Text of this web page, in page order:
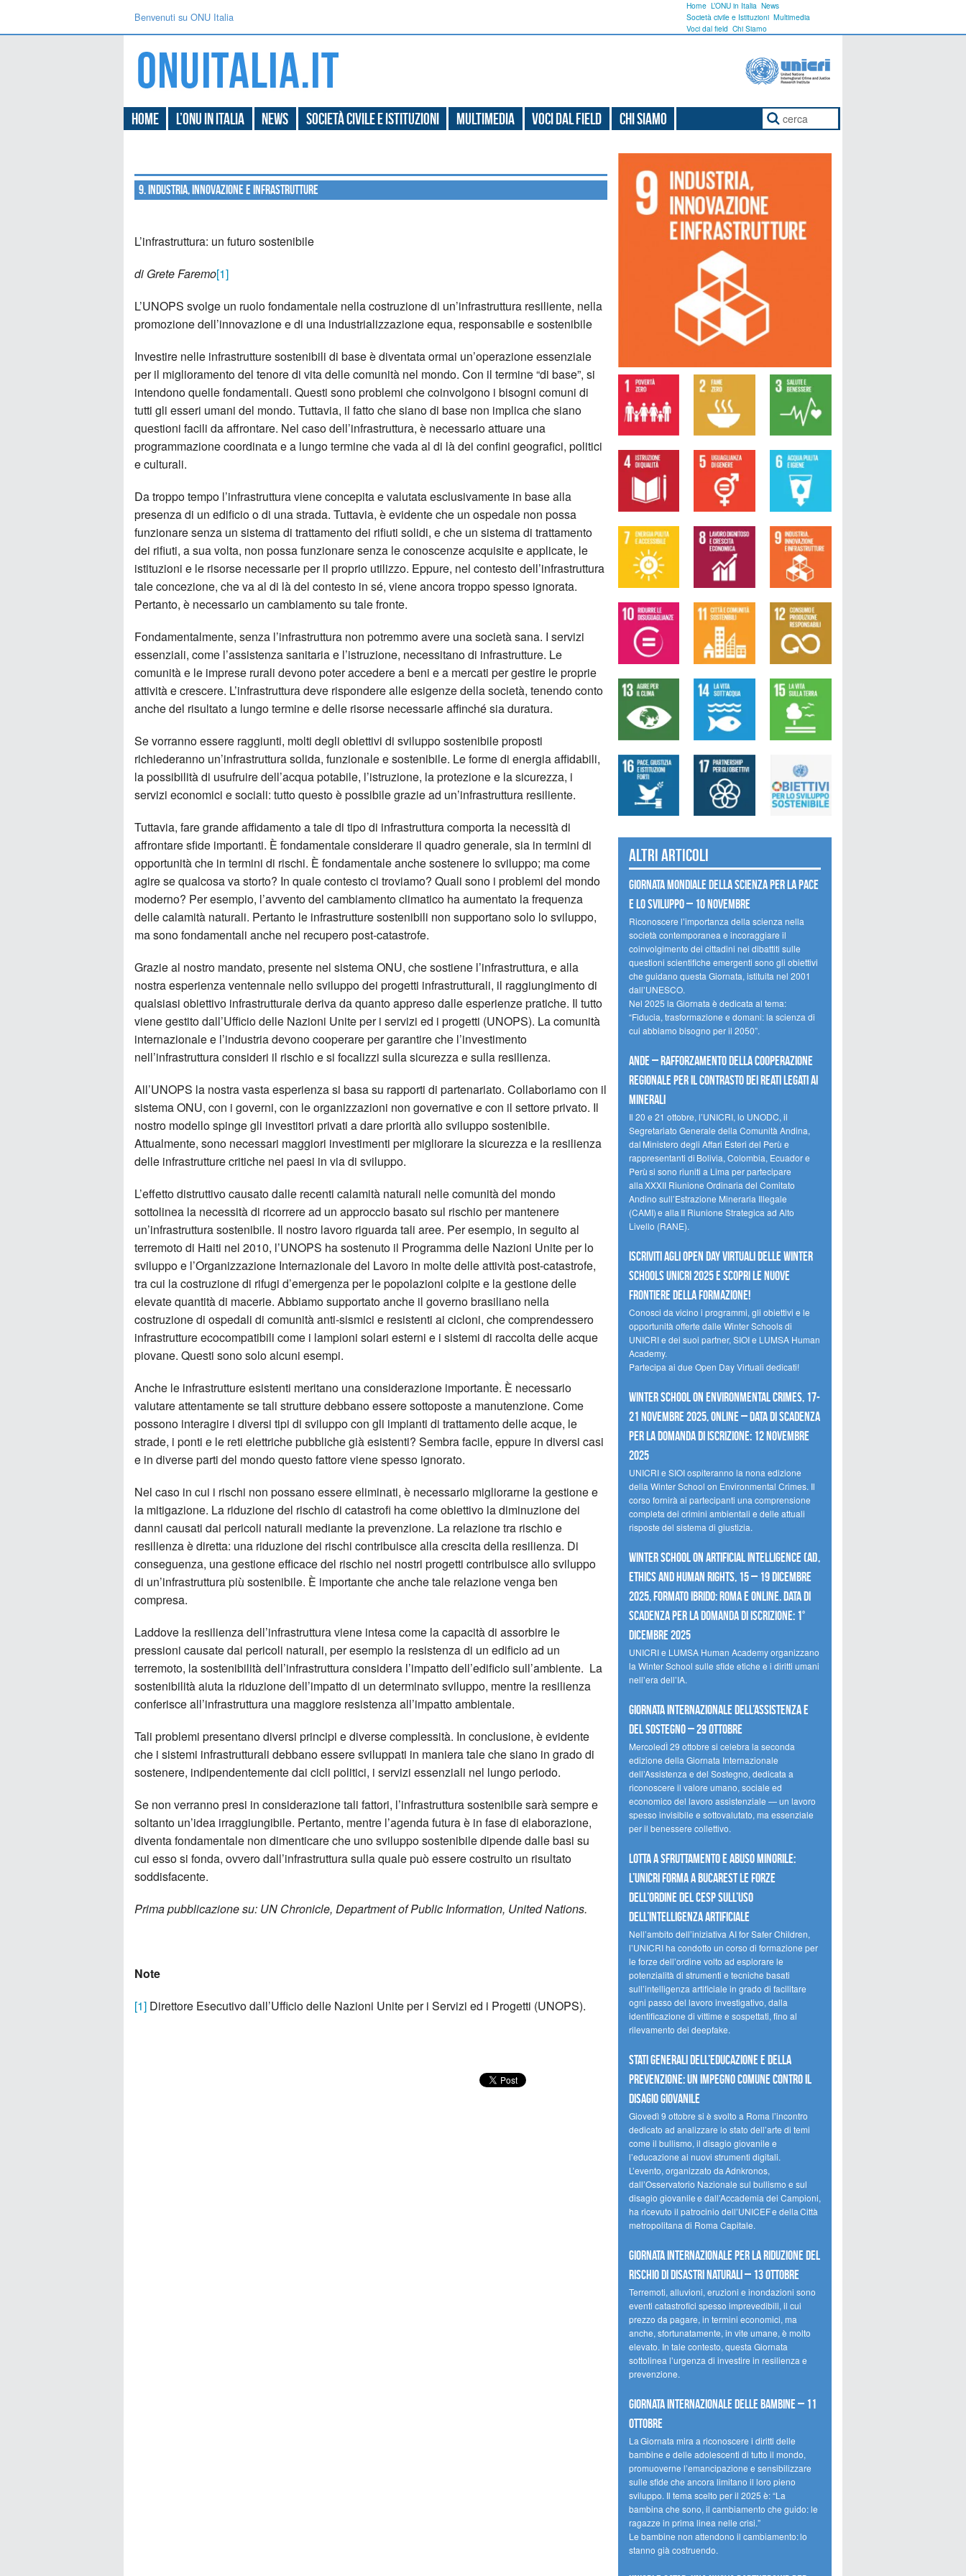
Benvenuti su ONU Italia
Home L’ONU in Italia News
Società civile e Istituzioni Multimedia
Voci dal field Chi Siamo
Home L’ONU in Italia News Società civile e Istituzioni Multimedia Voci dal field Chi Siamo
9. Industria, Innovazione e Infrastrutture
L’infrastruttura: un futuro sostenibile
di Grete Faremo[1]
L’UNOPS svolge un ruolo fondamentale nella costruzione di un’infrastruttura resiliente, nella
promozione dell’innovazione e di una industrializzazione equa, responsabile e sostenibile
Investire nelle infrastrutture sostenibili di base è diventata ormai un’operazione essenziale
per il miglioramento del tenore di vita delle comunità nel mondo. Con il termine “di base”, si
intendono quelle fondamentali. Questi sono problemi che coinvolgono i bisogni comuni di
tutti gli esseri umani del mondo. Tuttavia, il fatto che siano di base non implica che siano
questioni facili da affrontare. Nel caso dell’infrastruttura, è necessario attuare una
programmazione coordinata e a lungo termine che vada al di là dei confini geografici, politici
e culturali.
Da troppo tempo l’infrastruttura viene concepita e valutata esclusivamente in base alla
presenza di un edificio o di una strada. Tuttavia, è evidente che un ospedale non possa
funzionare senza un sistema di trattamento dei rifiuti solidi, e che un sistema di trattamento
dei rifiuti, a sua volta, non possa funzionare senza le conoscenze acquisite e applicate, le
istituzioni e le risorse necessarie per il proprio utilizzo. Eppure, nel contesto dell’infrastruttura
tale concezione, che va al di là del contesto in sé, viene ancora troppo spesso ignorata.
Pertanto, è necessario un cambiamento su tale fronte.
Fondamentalmente, senza l’infrastruttura non potremmo avere una società sana. I servizi
essenziali, come l’assistenza sanitaria e l’istruzione, necessitano di infrastrutture. Le
comunità e le imprese rurali devono poter accedere a beni e a mercati per gestire le proprie
attività e crescere. L’infrastruttura deve rispondere alle esigenze della società, tenendo conto
anche del risultato a lungo termine e delle risorse necessarie affinché sia duratura.
Se vorranno essere raggiunti, molti degli obiettivi di sviluppo sostenibile proposti
richiederanno un’infrastruttura solida, funzionale e sostenibile. Le forme di energia affidabili,
la possibilità di usufruire dell’acqua potabile, l’istruzione, la protezione e la sicurezza, i
servizi economici e sociali: tutto questo è possibile grazie ad un’infrastruttura resiliente.
Tuttavia, fare grande affidamento a tale di tipo di infrastruttura comporta la necessità di
affrontare sfide importanti. È fondamentale considerare il quadro generale, sia in termini di
opportunità che in termini di rischi. È fondamentale anche sostenere lo sviluppo; ma come
agire se qualcosa va storto? In quale contesto ci troviamo? Quali sono i problemi del mondo
moderno? Per esempio, l’avvento del cambiamento climatico ha aumentato la frequenza
delle calamità naturali. Pertanto le infrastrutture sostenibili non supportano solo lo sviluppo,
ma sono fondamentali anche nel recupero post-catastrofe.
Grazie al nostro mandato, presente nel sistema ONU, che sostiene l’infrastruttura, e alla
nostra esperienza ventennale nello sviluppo dei progetti infrastrutturali, il raggiungimento di
qualsiasi obiettivo infrastrutturale deriva da quanto appreso dalle esperienze pratiche. Il tutto
viene gestito dall’Ufficio delle Nazioni Unite per i servizi ed i progetti (UNOPS). La comunità
internazionale e l’industria devono cooperare per garantire che l’investimento
nell’infrastruttura consideri il rischio e si focalizzi sulla sicurezza e sulla resilienza.
All’UNOPS la nostra vasta esperienza si basa su rapporti di partenariato. Collaboriamo con il
sistema ONU, con i governi, con le organizzazioni non governative e con il settore privato. Il
nostro modello spinge gli investitori privati a dare priorità allo sviluppo sostenibile.
Attualmente, sono necessari maggiori investimenti per migliorare la sicurezza e la resilienza
delle infrastrutture critiche nei paesi in via di sviluppo.
L’effetto distruttivo causato dalle recenti calamità naturali nelle comunità del mondo
sottolinea la necessità di ricorrere ad un approccio basato sul rischio per mantenere
un’infrastruttura sostenibile. Il nostro lavoro riguarda tali aree. Per esempio, in seguito al
terremoto di Haiti nel 2010, l’UNOPS ha sostenuto il Programma delle Nazioni Unite per lo
sviluppo e l’Organizzazione Internazionale del Lavoro in molte delle attività post-catastrofe,
tra cui la costruzione di rifugi d’emergenza per le popolazioni colpite e la gestione delle
elevate quantità di macerie. Abbiamo supportato anche il governo brasiliano nella
costruzione di ospedali di comunità anti-sismici e resistenti ai cicloni, che comprendessero
infrastrutture ecocompatibili come i lampioni solari esterni e i sistemi di raccolta delle acque
piovane. Questi sono solo alcuni esempi.
Anche le infrastrutture esistenti meritano una considerazione importante. È necessario
valutare attentamente se tali strutture debbano essere sottoposte a manutenzione. Come
possono interagire i diversi tipi di sviluppo con gli impianti di trattamento delle acque, le
strade, i ponti e le reti elettriche pubbliche già esistenti? Sembra facile, eppure in diversi casi
e in diverse parti del mondo questo fattore viene spesso ignorato.
Nel caso in cui i rischi non possano essere eliminati, è necessario migliorarne la gestione e
la mitigazione. La riduzione del rischio di catastrofi ha come obiettivo la diminuzione dei
danni causati dai pericoli naturali mediante la prevenzione. La relazione tra rischio e
resilienza è diretta: una riduzione dei rischi contribuisce alla crescita della resilienza. Di
conseguenza, una gestione efficace del rischio nei nostri progetti contribuisce allo sviluppo
di un’infrastruttura più sostenibile. È importante che anche tale relazione venga ben
compresa.
Laddove la resilienza dell’infrastruttura viene intesa come la capacità di assorbire le
pressioni causate dai pericoli naturali, per esempio la resistenza di un edificio ad un
terremoto, la sostenibilità dell’infrastruttura considera l’impatto dell’edificio sull’ambiente. La
sostenibilità aiuta la riduzione dell’impatto di un determinato sviluppo, mentre la resilienza
conferisce all’infrastruttura una maggiore resistenza all’impatto ambientale.
Tali problemi presentano diversi principi e diverse complessità. In conclusione, è evidente
che i sistemi infrastrutturali debbano essere sviluppati in maniera tale che siano in grado di
sostenere, indipendentemente dai cicli politici, i servizi essenziali nel lungo periodo.
Se non verranno presi in considerazione tali fattori, l’infrastruttura sostenibile sarà sempre e
soltanto un’idea irraggiungibile. Pertanto, mentre l’agenda futura è in fase di elaborazione,
diventa fondamentale non dimenticare che uno sviluppo sostenibile dipende dalle basi su
cui esso si fonda, ovvero dall’infrastruttura sulla quale può essere costruito un risultato
soddisfacente.
Prima pubblicazione su: UN Chronicle, Department of Public Information, United Nations.
Note
[1] Direttore Esecutivo dall’Ufficio delle Nazioni Unite per i Servizi ed i Progetti (UNOPS).
Altri articoli
Giornata mondiale della scienza per la pace
e lo sviluppo – 10 novembre
Riconoscere l’importanza della scienza nella
società contemporanea e incoraggiare il
coinvolgimento dei cittadini nei dibattiti sulle
questioni scientifiche emergenti sono gli obiettivi
che guidano questa Giornata, istituita nel 2001
dall’UNESCO.
Nel 2025 la Giornata è dedicata al tema:
“Fiducia, trasformazione e domani: la scienza di
cui abbiamo bisogno per il 2050”.
Ande – Rafforzamento della cooperazione
regionale per il contrasto dei reati legati ai
minerali
Il 20 e 21 ottobre, l’UNICRI, lo UNODC, il
Segretariato Generale della Comunità Andina,
dal Ministero degli Affari Esteri del Perù e
rappresentanti di Bolivia, Colombia, Ecuador e
Perù si sono riuniti a Lima per partecipare
alla XXXII Riunione Ordinaria del Comitato
Andino sull’Estrazione Mineraria Illegale
(CAMI) e alla II Riunione Strategica ad Alto
Livello (RANE).
Iscriviti agli Open Day Virtuali delle Winter
Schools UNICRI 2025 e scopri le nuove
frontiere della formazione!
Conosci da vicino i programmi, gli obiettivi e le
opportunità offerte dalle Winter Schools di
UNICRI e dei suoi partner, SIOI e LUMSA Human
Academy.
Partecipa ai due Open Day Virtuali dedicati!
Winter School on Environmental Crimes, 17-
21 novembre 2025, Online – Data di scadenza
per la domanda di iscrizione: 12 novembre
2025
UNICRI e SIOI ospiteranno la nona edizione
della Winter School on Environmental Crimes. Il
corso fornirà ai partecipanti una comprensione
completa dei crimini ambientali e delle attuali
risposte del sistema di giustizia.
Winter School on Artificial Intelligence (AI),
Ethics and Human Rights, 15 – 19 dicembre
2025, Formato Ibrido: Roma e online. Data di
scadenza per la domanda di iscrizione: 1°
dicembre 2025
UNICRI e LUMSA Human Academy organizzano
la Winter School sulle sfide etiche e i diritti umani
nell’era dell’IA.
Giornata internazionale dell’assistenza e
del sostegno – 29 ottobre
MercoledÌ 29 ottobre si celebra la seconda
edizione della Giornata Internazionale
dell’Assistenza e del Sostegno, dedicata a
riconoscere il valore umano, sociale ed
economico del lavoro assistenziale — un lavoro
spesso invisibile e sottovalutato, ma essenziale
per il benessere collettivo.
Lotta a sfruttamento e abuso minorile:
l’UNICRI forma a Bucarest le forze
dell’ordine del CESP sull’uso
dell’Intelligenza Artificiale
Nell’ambito dell’iniziativa AI for Safer Children,
l’UNICRI ha condotto un corso di formazione per
le forze dell’ordine volto ad esplorare le
potenzialità di strumenti e tecniche basati
sull’intelligenza artificiale in grado di facilitare
ogni passo del lavoro investigativo, dalla
identificazione di vittime e sospettati, fino al
rilevamento dei deepfake.
Stati Generali dell’Educazione e della
Prevenzione: un impegno comune contro il
disagio giovanile
Giovedì 9 ottobre si è svolto a Roma l’incontro
dedicato ad analizzare lo stato dell’arte di temi
come il bullismo, il disagio giovanile e
l’educazione ai nuovi strumenti digitali.
L’evento, organizzato da Adnkronos,
dall’Osservatorio Nazionale sul bullismo e sul
disagio giovanile e dall’Accademia dei Campioni,
ha ricevuto il patrocinio dell’UNICEF e della Città
metropolitana di Roma Capitale.
Giornata internazionale per la riduzione del
rischio di disastri naturali – 13 ottobre
Terremoti, alluvioni, eruzioni e inondazioni sono
eventi catastrofici spesso imprevedibili, il cui
prezzo da pagare, in termini economici, ma
anche, sfortunatamente, in vite umane, è molto
elevato. In tale contesto, questa Giornata
sottolinea l’urgenza di investire in resilienza e
prevenzione.
Giornata internazionale delle bambine – 11
ottobre
La Giornata mira a riconoscere i diritti delle
bambine e delle adolescenti di tutto il mondo,
promuoverne l’emancipazione e sensibilizzare
sulle sfide che ancora limitano il loro pieno
sviluppo. Il tema scelto per il 2025 è: “La
bambina che sono, il cambiamento che guido: le
ragazze in prima linea nelle crisi.”
Le bambine non attendono il cambiamento: lo
stanno già costruendo.